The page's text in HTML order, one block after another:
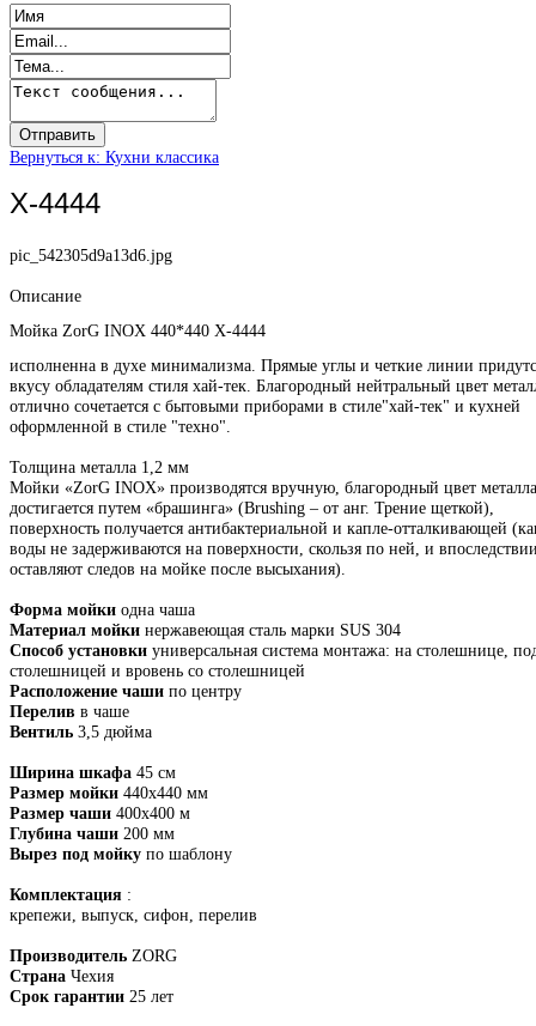
Вернуться к: Кухни классика
X-4444
pic_542305d9a13d6.jpg
Описание
Мойка ZorG INOX 440*440 X-4444
исполненна в духе минимализма. Прямые углы и четкие линии
вкусу обладателям стиля хай-тек. Благородный нейтральный цвет
отлично сочетается с бытовыми приборами в стиле"хай-тек" и кухней
оформленной в стиле "техно".
Толщина металла 1,2 мм
Мойки «ZorG INOX» производятся вручную, благородный цвет металла
достигается путем «брашинга» (Brushing – от анг. Трение щеткой),
поверхность получается антибактериальной и капле-отталкивающей
воды не задерживаются на поверхности, скользя по ней, и
оставляют следов на мойке после высыхания).
Форма мойки одна чаша
Материал мойки нержавеющая сталь марки SUS 304
Способ установки универсальная система монтажа: на столешнице,
столешницей и вровень со столешницей
Расположение чаши по центру
Перелив в чаше
Вентиль 3,5 дюйма
Ширина шкафа 45 см
Размер мойки 440х440 мм
Размер чаши 400х400 м
Глубина чаши 200 мм
Вырез под мойку по шаблону
Комплектация :
крепежи, выпуск, сифон, перелив
Производитель ZORG
Страна Чехия
Срок гарантии 25 лет